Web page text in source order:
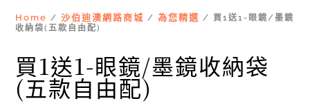
Home /沙伯迪澳網路商城 /為您精選 / 買1送1-眼鏡/墨鏡
收納袋(五款自由配)
買1送1-眼鏡/墨鏡收納袋
(五款自由配)